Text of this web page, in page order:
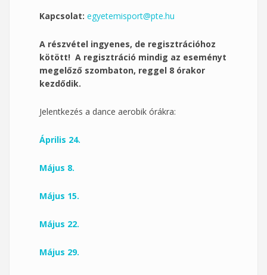
Kapcsolat: egyetemisport@pte.hu
A részvétel ingyenes, de regisztrációhoz
kötött! A regisztráció mindig az eseményt
megelőző szombaton, reggel 8 órakor
kezdődik.
Jelentkezés a dance aerobik órákra:
Április 24.
Május 8.
Május 15.
Május 22.
Május 29.